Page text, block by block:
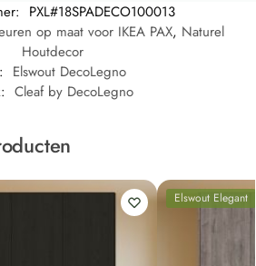
PXL#18SPADECO100013
op maat voor IKEA PAX, Naturel
Houtdecor
Elswout DecoLegno
Cleaf by DecoLegno
Elswout Elegant